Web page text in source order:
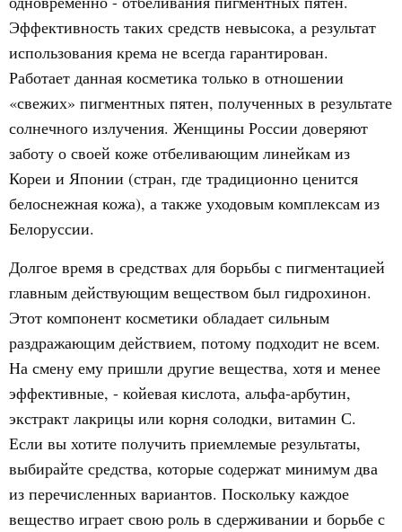
Эффективность таких средств невысока, а результат
использования крема не всегда гарантирован.
Работает данная косметика только в отношении
«свежих» пигментных пятен, полученных в результате
солнечного излучения. Женщины России доверяют
заботу о своей коже отбеливающим линейкам из
Кореи и Японии (стран, где традиционно ценится
белоснежная кожа), а также уходовым комплексам из
Белоруссии.
Долгое время в средствах для борьбы с пигментацией
главным действующим веществом был гидрохинон.
Этот компонент косметики обладает сильным
раздражающим действием, потому подходит не всем.
На смену ему пришли другие вещества, хотя и менее
эффективные, - койевая кислота, альфа-арбутин,
экстракт лакрицы или корня солодки, витамин С.
Если вы хотите получить приемлемые результаты,
выбирайте средства, которые содержат минимум два
из перечисленных вариантов. Поскольку каждое
вещество играет свою роль в сдерживании и борьбе с